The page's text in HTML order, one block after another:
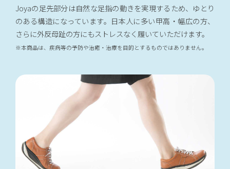
Joyaの足先部分は自然な足指の動きを実現するため、ゆとり
のある構造になっています。日本人に多い甲高・幅広の方、
さらに外反母趾の方にもストレスなく履いていただけます。
※本商品は、疾病等の予防や治癒・治療を目的とするものではありません。